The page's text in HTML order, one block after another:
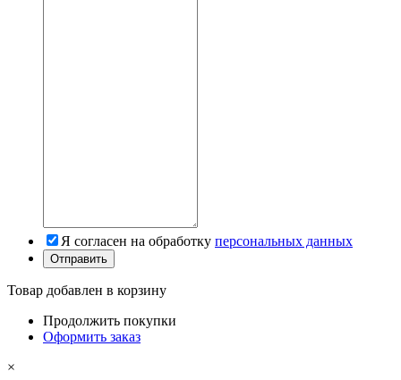
Я согласен на обработку персональных данных
Товар добавлен в корзину
Продолжить покупки
Оформить заказ
×